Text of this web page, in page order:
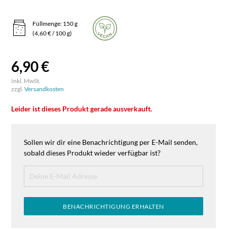
Füllmenge: 150 g
(4,60 € / 100 g)
6,90 €
Inkl. MwSt.
zzgl.Versandkosten
Leider ist dieses Produkt gerade ausverkauft.
Sollen wir dir eine Benachrichtigung per E-Mail senden,
sobald dieses Produkt wieder verfügbar ist?
BENACHRICHTIGUNG ERHALTEN